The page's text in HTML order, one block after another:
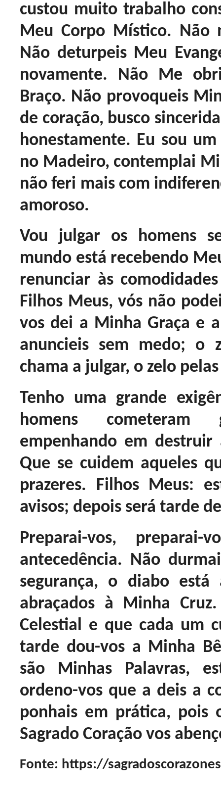
custou muito trabalho
Meu Corpo Místico. Não
Não deturpeis Meu
novamente. Não Me
Braço. Não provoqueis
de coração, busco
honestamente. Eu sou um
no Madeiro, contemplai
não feri mais com
amoroso.
Vou julgar os homens
mundo está recebendo
renunciar às
Filhos Meus, vós não
vos dei a Minha Graça e
anuncieis sem medo; o
chama a julgar, o zelo
Tenho uma grande
homens cometeram
empenhando em destruir
Que se cuidem aqueles
prazeres. Filhos Meus:
avisos; depois será tarde
Preparai-vos, preparai-
antecedência. Não
segurança, o diabo
abraçados à Minha
Celestial e que cada um
tarde dou-vos a Minha
são Minhas Palavras,
ordeno-vos que a deis a
ponhais em prática, pois
Sagrado Coração vos
Fonte: https://